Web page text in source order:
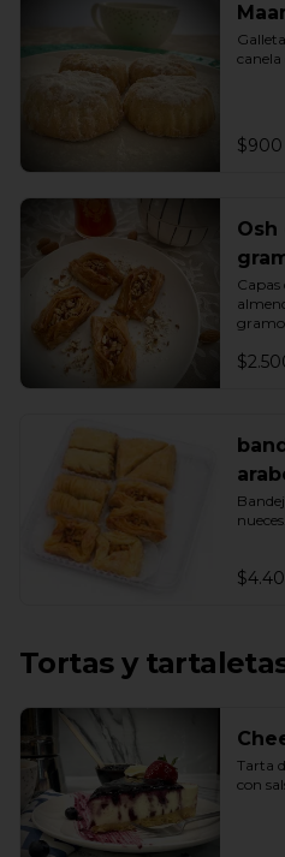
$900
Osh
Capas
Tortas y
Tarta
con